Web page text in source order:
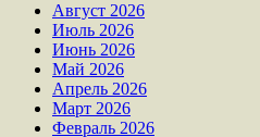
Август 2026
Июль 2026
Июнь 2026
Май 2026
Апрель 2026
Март 2026
Февраль 2026